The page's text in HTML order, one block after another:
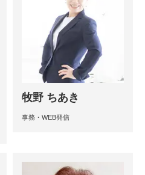
牧野 ちあき
事務・WEB発信